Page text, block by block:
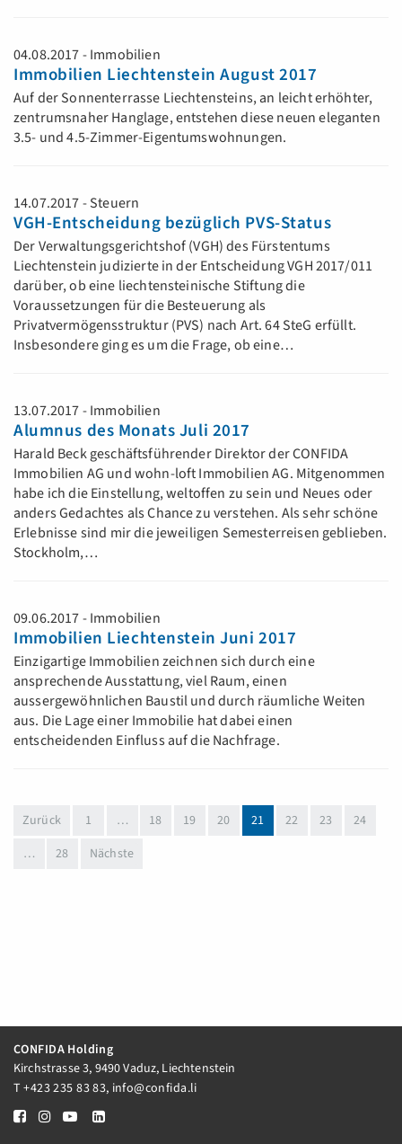
04.08.2017 - Immobilien
Immobilien Liechtenstein August 2017
Auf der Sonnenterrasse Liechtensteins, an leicht erhöhter,
zentrumsnaher Hanglage, entstehen diese neuen eleganten
3.5- und 4.5-Zimmer-Eigentumswohnungen.
14.07.2017 - Steuern
VGH-Entscheidung bezüglich PVS-Status
Der Verwaltungsgerichtshof (VGH) des Fürstentums
Liechtenstein judizierte in der Entscheidung VGH 2017/011
darüber, ob eine liechtensteinische Stiftung die
Voraussetzungen für die Besteuerung als
Privatvermögensstruktur (PVS) nach Art. 64 SteG erfüllt.
Insbesondere ging es um die Frage, ob eine…
13.07.2017 - Immobilien
Alumnus des Monats Juli 2017
Harald Beck geschäftsführender Direktor der CONFIDA
Immobilien AG und wohn-loft Immobilien AG. Mitgenommen
habe ich die Einstellung, weltoffen zu sein und Neues oder
anders Gedachtes als Chance zu verstehen. Als sehr schöne
Erlebnisse sind mir die jeweiligen Semesterreisen geblieben.
Stockholm,…
09.06.2017 - Immobilien
Immobilien Liechtenstein Juni 2017
Einzigartige Immobilien zeichnen sich durch eine
ansprechende Ausstattung, viel Raum, einen
aussergewöhnlichen Baustil und durch räumliche Weiten
aus. Die Lage einer Immobilie hat dabei einen
entscheidenden Einfluss auf die Nachfrage.
Zurück 1 … 18 19 20 21(aktuell)
22 23
24
…
28 Nächste
CONFIDA Holding
Kirchstrasse 3, 9490 Vaduz, Liechtenstein
T+423 235 83 83, info@confida.li